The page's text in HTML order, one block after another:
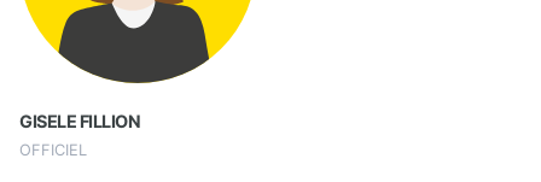
GISELE FILLION
OFFICIEL